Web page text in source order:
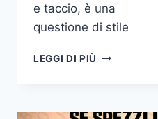
e taccio, è una
questione di stile
LEGGI DI PIÙ OSSERVO
TACCIO